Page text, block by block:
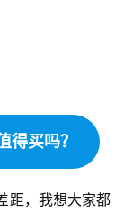
得买吗？
距，我想大家都